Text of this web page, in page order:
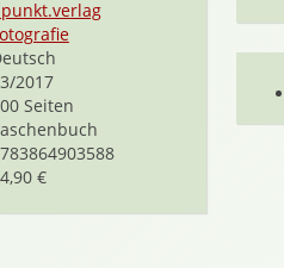
2017
Seiten
€